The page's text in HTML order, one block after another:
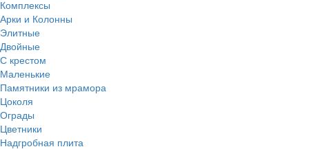
Комплексы
Арки и Колонны
Элитные
Двойные
С крестом
Маленькие
Памятники из мрамора
Цоколя
Ограды
Цветники
Надгробная плита